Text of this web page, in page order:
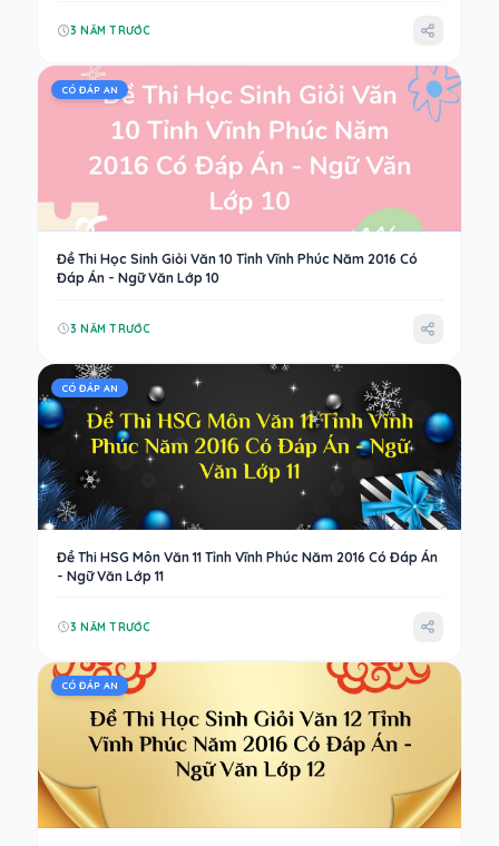
3 NĂM TRƯỚC
CÓ ĐÁP AN
Đề Thi Học Sinh Giỏi Văn 10 Tỉnh Vĩnh Phúc Năm 2016 Có
Đáp Án - Ngữ Văn Lớp 10
3 NĂM TRƯỚC
CÓ ĐÁP AN
Đề Thi HSG Môn Văn 11 Tỉnh Vĩnh Phúc Năm 2016 Có Đáp Án
- Ngữ Văn Lớp 11
3 NĂM TRƯỚC
CÓ ĐÁP AN